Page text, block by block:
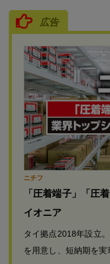
広告
ニチフ
「圧着端子」「圧
イオニア
タイ拠点2018年設立
を用意し、短納期を実